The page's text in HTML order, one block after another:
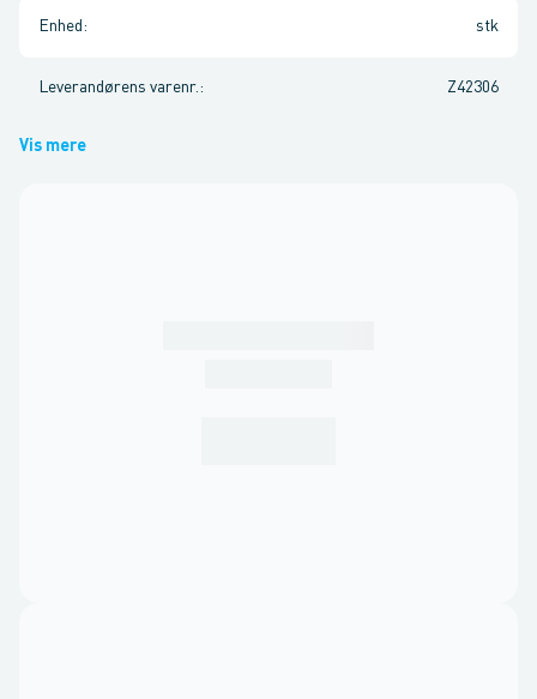
Enhed : stk
Leverandørens varenr. : Z42306
Vis mere